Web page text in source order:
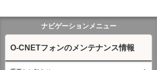
ナビゲーションメニュー
O-CNETフォンのメンテナンス情報